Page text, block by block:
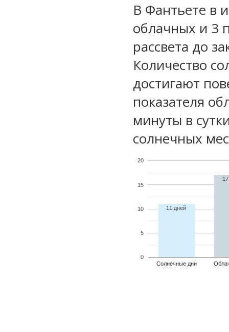
В Фантьете в
облачных и 3
рассвета до
Количество
достигают
показателя
минуты в
солнечных
Солнечные дни
0
5
10
15
20
11 дней